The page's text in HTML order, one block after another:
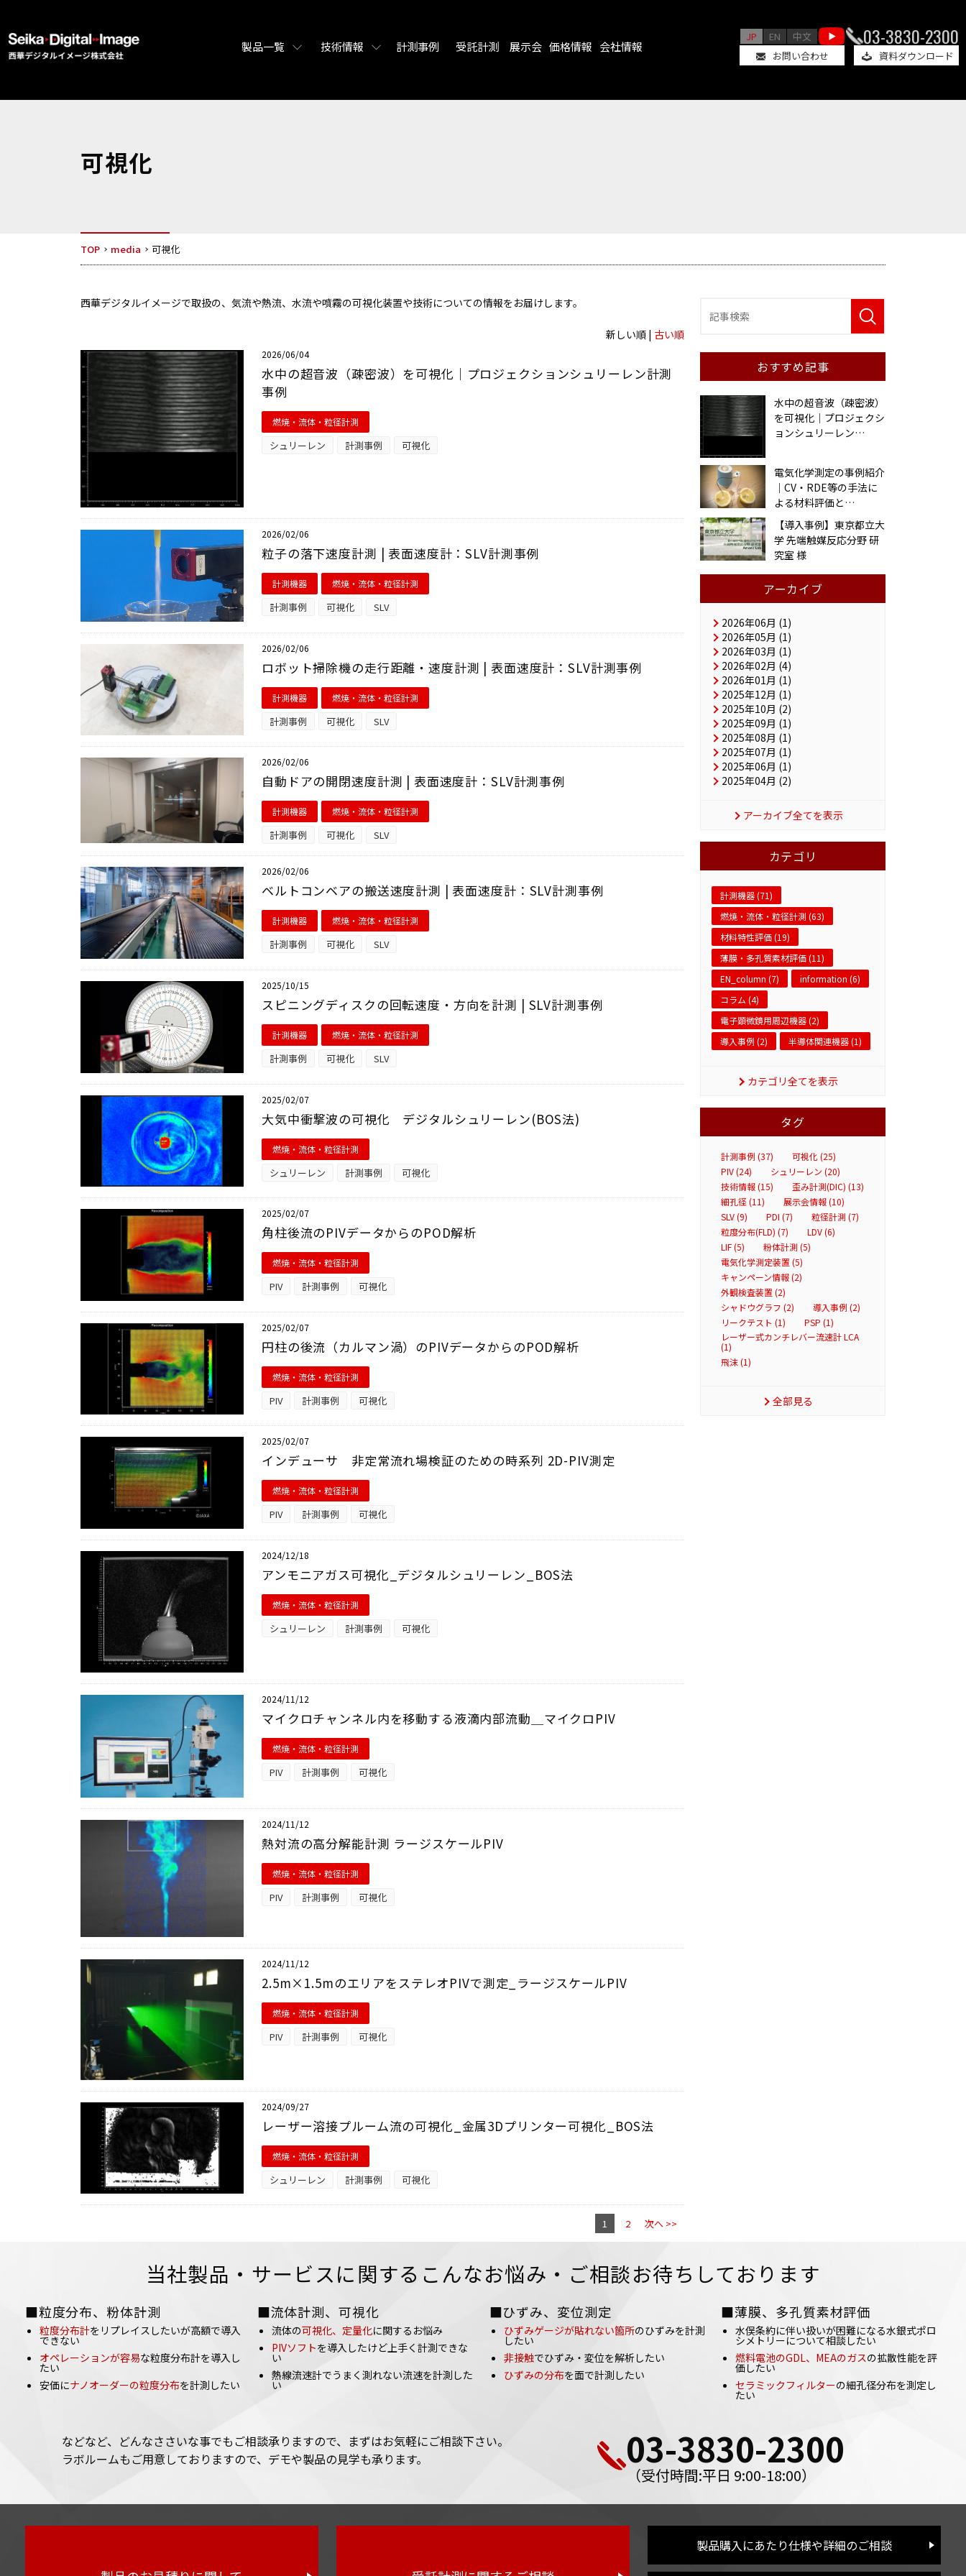
製品一覧 技術情報 計測事例 受託計測 展示会 価格情報 会社情報
JP EN 中文 03-3830-2300
お問い合わせ 資料ダウンロード
可視化
TOP media 可視化
西華デジタルイメージで取扱の、気流や熱流、水流や噴霧の可視化装置や技術についての情報をお届けします。
新しい順 | 古い順
2026/06/04
水中の超音波（疎密波）を可視化｜プロジェクションシュリーレン計測
事例
燃焼・流体・粒径計測
シュリーレン 計測事例 可視化
2026/02/06
粒子の落下速度計測 | 表面速度計：SLV計測事例
計測機器 燃焼・流体・粒径計測
計測事例 可視化 SLV
2026/02/06
ロボット掃除機の走行距離・速度計測 | 表面速度計：SLV計測事例
計測機器 燃焼・流体・粒径計測
計測事例 可視化 SLV
2026/02/06
自動ドアの開閉速度計測 | 表面速度計：SLV計測事例
計測機器 燃焼・流体・粒径計測
計測事例 可視化 SLV
2026/02/06
ベルトコンベアの搬送速度計測 | 表面速度計：SLV計測事例
計測機器 燃焼・流体・粒径計測
計測事例 可視化 SLV
2025/10/15
スピニングディスクの回転速度・方向を計測 | SLV計測事例
計測機器 燃焼・流体・粒径計測
計測事例 可視化 SLV
2025/02/07
大気中衝撃波の可視化 デジタルシュリーレン(BOS法)
燃焼・流体・粒径計測
シュリーレン 計測事例 可視化
2025/02/07
角柱後流のPIVデータからのPOD解析
燃焼・流体・粒径計測
PIV 計測事例 可視化
2025/02/07
円柱の後流（カルマン渦）のPIVデータからのPOD解析
燃焼・流体・粒径計測
PIV 計測事例 可視化
2025/02/07
インデューサ 非定常流れ場検証のための時系列 2D-PIV測定
燃焼・流体・粒径計測
PIV 計測事例 可視化
2024/12/18
アンモニアガス可視化_デジタルシュリーレン_BOS法
燃焼・流体・粒径計測
シュリーレン 計測事例 可視化
2024/11/12
マイクロチャンネル内を移動する液滴内部流動＿マイクロPIV
燃焼・流体・粒径計測
PIV 計測事例 可視化
2024/11/12
熱対流の高分解能計測 ラージスケールPIV
燃焼・流体・粒径計測
PIV 計測事例 可視化
2024/11/12
2.5m×1.5mのエリアをステレオPIVで測定_ラージスケールPIV
燃焼・流体・粒径計測
PIV 計測事例 可視化
2024/09/27
レーザー溶接プルーム流の可視化_金属3Dプリンター可視化_BOS法
燃焼・流体・粒径計測
シュリーレン 計測事例 可視化
1 2 次へ >>
おすすめ記事
水中の超音波（疎密波）
を可視化｜プロジェクシ
ョンシュリーレン…
電気化学測定の事例紹介
｜CV・RDE等の手法に
よる材料評価と…
【導入事例】東京都立大
学 先端触媒反応分野 研
究室 様
アーカイブ
2026年06月 (1)
2026年05月 (1)
2026年03月 (1)
2026年02月 (4)
2026年01月 (1)
2025年12月 (1)
2025年10月 (2)
2025年09月 (1)
2025年08月 (1)
2025年07月 (1)
2025年06月 (1)
2025年04月 (2)
アーカイブ全てを表示
カテゴリ
計測機器 (71)
燃焼・流体・粒径計測 (63)
材料特性評価 (19)
薄膜・多孔質素材評価 (11)
EN_column (7)
information (6)
コラム (4)
電子顕微鏡用周辺機器 (2)
導入事例 (2)
半導体関連機器 (1)
カテゴリ全てを表示
タグ
計測事例 (37)
可視化 (25)
PIV (24)
シュリーレン (20)
技術情報 (15)
歪み計測(DIC) (13)
細孔径 (11)
展示会情報 (10)
SLV (9)
PDI (7)
粒径計測 (7)
粒度分布(FLD) (7)
LDV (6)
LIF (5)
粉体計測 (5)
電気化学測定装置 (5)
キャンペーン情報 (2)
外観検査装置 (2)
シャドウグラフ (2)
導入事例 (2)
リークテスト (1)
PSP (1)
レーザー式カンチレバー流速計 LCA
(1)
飛沫 (1)
全部見る
当社製品・サービスに関するこんなお悩み・ご相談お待ちしております
■粒度分布、粉体計測
粒度分布計をリプレイスしたいが高額で導入
できない
オペレーションが容易な粒度分布計を導入し
たい
安価にナノオーダーの粒度分布を計測したい
■流体計測、可視化
流体の可視化、定量化に関するお悩み
PIVソフトを導入したけど上手く計測できな
い
熱線流速計でうまく測れない流速を計測した
い
■ひずみ、変位測定
ひずみゲージが貼れない箇所のひずみを計測
したい
非接触でひずみ・変位を解析したい
ひずみの分布を面で計測したい
■薄膜、多孔質素材評価
水俣条約に伴い扱いが困難になる水銀式ポロ
シメトリーについて相談したい
燃料電池のGDL、MEAのガスの拡散性能を評
価したい
セラミックフィルターの細孔径分布を測定し
たい
などなど、どんなささいな事でもご相談承りますので、まずはお気軽にご相談下さい。
ラボルームもご用意しておりますので、デモや製品の見学も承ります。
03-3830-2300
（受付時間:平日 9:00-18:00）
製品購入にあたり仕様や詳細のご相談